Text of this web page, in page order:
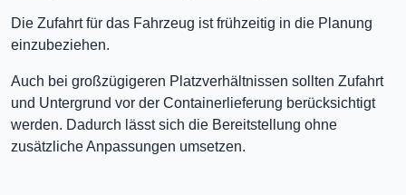
Die Zufahrt für das Fahrzeug ist frühzeitig in die Planung
einzubeziehen.
Auch bei großzügigeren Platzverhältnissen sollten Zufahrt
und Untergrund vor der Containerlieferung berücksichtigt
werden. Dadurch lässt sich die Bereitstellung ohne
zusätzliche Anpassungen umsetzen.